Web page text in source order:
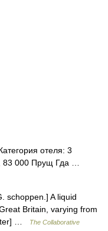
отеля: 3
83 000 Прущ Гда …
schoppen.] A liquid
Britain, varying from
…
The Collaborative